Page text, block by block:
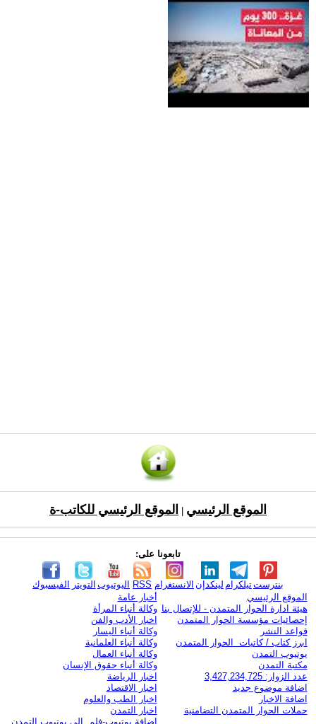
الموقع الرئيسي الموقع الرئيسي للكاتب-ة
تابعونا على:
الفيسبوك التويتر اليوتيوب RSS الانستغرام لينكدإن تيلكرامبنترست
الموقع الرئيسي
هيئة ادارة الحوار المتمدن - للإتصال بنا
إحصائيات مؤسسة الحوار المتمدن
قواعد النشر
ابرز كتاب / كاتبات الحوار المتمدن
يوتيوب التمدن
مكتبة التمدن
عدد الزوار: 3,427,234,725
اضافة موضوع جديد
اضافة الاخبار
حملات الحوار المتمدن التضامنية
أخبار عامة
وكالة أنباء المرأة
اخبار الأدب والفن
وكالة أنباء اليسار
وكالة أنباء العلمانية
وكالة أنباء العمال
وكالة أنباء حقوق الإنسان
اخبار الرياضة
اخبار الاقتصاد
اخبار الطب والعلوم
اخبار التمدن
إضافة يوتيوب-فلم إلى يوتيوب التمدن